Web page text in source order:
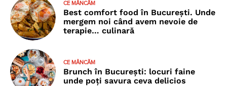
CE MÂNCĂM
Best comfort food în București. Unde
mergem noi când avem nevoie de
terapie… culinară
CE MÂNCĂM
Brunch în București: locuri faine
unde poţi savura ceva delicios